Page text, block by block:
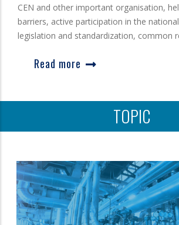
CEN and other important organisation,
barriers, active participation in the
legislation and standardization, common
Read more
TOPIC